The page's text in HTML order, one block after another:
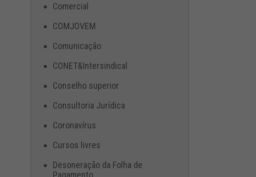
Comercial
COMJOVEM
Comunicação
CONET&Intersindical
Conselho superior
Consultoria Jurídica
Coronavírus
Cursos livres
Desoneração da Folha de